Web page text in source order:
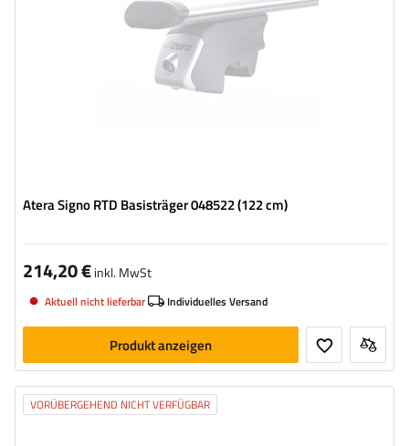
Atera Signo RTD Basisträger 048522 (122 cm)
214,20 €inkl. MwSt
Aktuell nicht lieferbar Individuelles Versand
Produkt anzeigen
VORÜBERGEHEND NICHT VERFÜGBAR